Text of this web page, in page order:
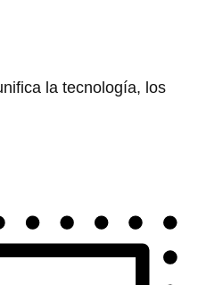
la tecnología, los